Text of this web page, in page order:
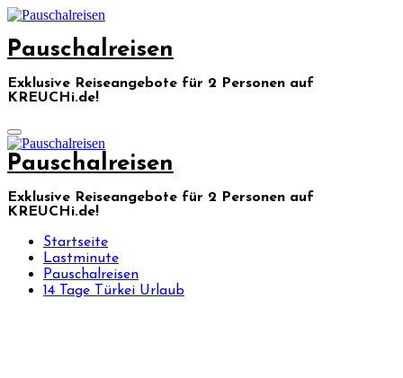
Skip
content
Pauschalreisen
Exklusive Reiseangebote für 2 Personen auf
KREUCHi.de!
Pauschalreisen
Exklusive Reiseangebote für 2 Personen auf
KREUCHi.de!
Startseite
Lastminute
Pauschalreisen
14 Tage Türkei Urlaub